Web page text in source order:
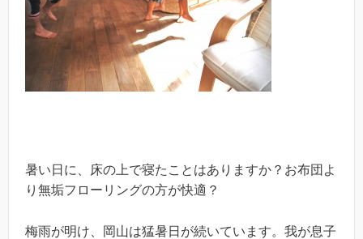
暑い日に、床の上で寝たことはありますか？お布団よ
り無垢フローリングの方が快適？
梅雨が明け、岡山は猛暑日が続いています。我が息子